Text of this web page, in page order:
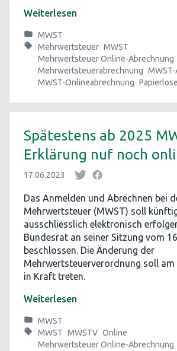
Weiterlesen
MWST
Mehrwertsteuer MWST
Mehrwertsteuer Online-Abrechnung
Mehrwertsteuerabrechnung
MWST-Onlineabrechnung
Spätestens ab 2025
Erklärung nuf noch
17.06.2023
Das Anmelden und Abrechnen bei
Mehrwertsteuer (MWST) soll
ausschliesslich elektronisch
Bundesrat an seiner Sitzung vom
beschlossen. Die Änderung der
Mehrwertsteuerverordnung soll am
in Kraft treten.
Weiterlesen
MWST
MWST MWSTV Online
Mehrwertsteuer Online-Abrechnung